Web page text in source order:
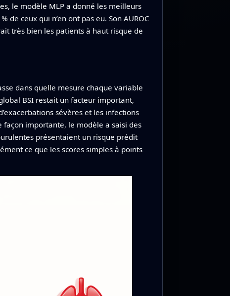
le modèle MLP a donné les meilleurs
ceux qui n’en ont pas eu. Son AUROC
très bien les patients à haut risque de
dans quelle mesure chaque variable
BSI restait un facteur important,
sévères et les infections
importante, le modèle a saisi des
présentaient un risque prédit
ce que les scores simples à points